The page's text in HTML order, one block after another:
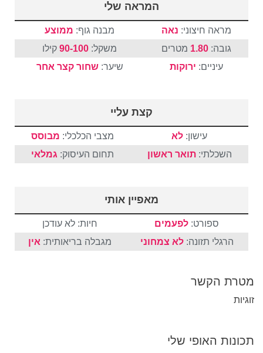
המראה שלי
מראה חיצוני: נאה מבנה גוף: ממוצע
גובה: 1.80 מטרים משקל: 90-100 קילו
עיניים: ירוקות שיער:שחור קצר אחר
קצת עליי
עישון: לא מצבי הכלכלי: מבוסס
השכלתי:תואר ראשון תחום העיסוק: גמלאי
מאפיין אותי
ספורט: לפעמים
חיות: לא עודכן
הרגלי תזונה:לא צמחוני מגבלה בריאותית: אין
מטרת הקשר
זוגיות
תכונות האופי שלי